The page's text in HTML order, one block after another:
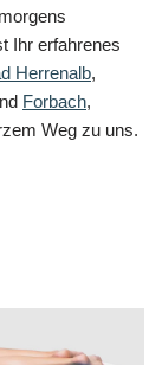
Ihr erfahrenes
Herrenalb,
Forbach,
Weg zu uns.